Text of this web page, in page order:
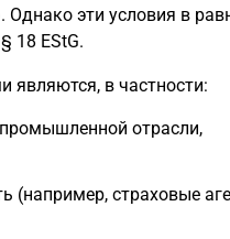
эти условия в
18 EStG.
являются, в частности:
отрасли,
(например, страховые